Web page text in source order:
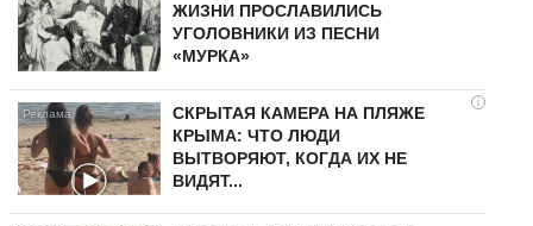
ЖИЗНИ ПРОСЛАВИЛИСЬ
УГОЛОВНИКИ ИЗ ПЕСНИ
«МУРКА»
i
СКРЫТАЯ КАМЕРА НА ПЛЯЖЕ
КРЫМА: ЧТО ЛЮДИ
ВЫТВОРЯЮТ, КОГДА ИХ НЕ
ВИДЯТ...